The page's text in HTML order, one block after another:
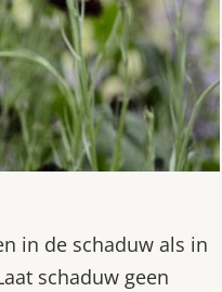
in de schaduw als in
schaduw geen